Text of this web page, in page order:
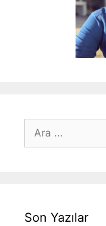
ara
Son Yazılar